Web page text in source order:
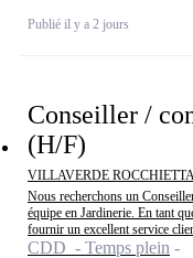
Publié il y a 2 jours
Conseiller /
(H/F)
VILLAVERDE
Nous recherchons un
équipe en Jardinerie. En tant
fournir un excellent service
CDD - Temps plein